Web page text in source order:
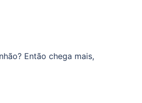
Então chega mais,